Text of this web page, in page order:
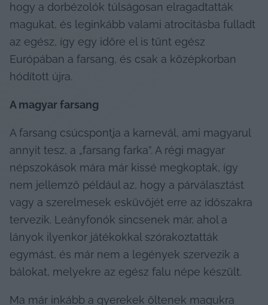
hogy a dorbézolók túlságosan elragadtatták
magukat, és leginkább valami atrocitásba fulladt
az egész, így egy időre el is tűnt egész
Európában a farsang, és csak a középkorban
hódított újra.
A magyar farsang
A farsang csúcspontja a karnevál, ami magyarul
annyit tesz, a „farsang farka”. A régi magyar
népszokások mára már kissé megkoptak, így
nem jellemző például az, hogy a párválasztást
vagy a szerelmesek esküvőjét erre az időszakra
tervezik. Leányfonók sincsenek már, ahol a
lányok ilyenkor játékokkal szórakoztatták
egymást, és már nem a legények szervezik a
bálokat, melyekre az egész falu népe készült.
Ma már inkább a gyerekek öltenek magukra